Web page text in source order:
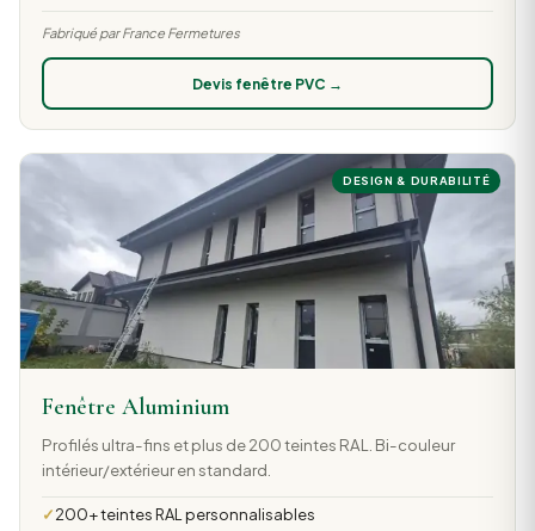
Fabriqué par France Fermetures
Devis fenêtre PVC →
DESIGN & DURABILITÉ
Fenêtre Aluminium
Profilés ultra-fins et plus de 200 teintes RAL. Bi-couleur
intérieur/extérieur en standard.
200+ teintes RAL personnalisables